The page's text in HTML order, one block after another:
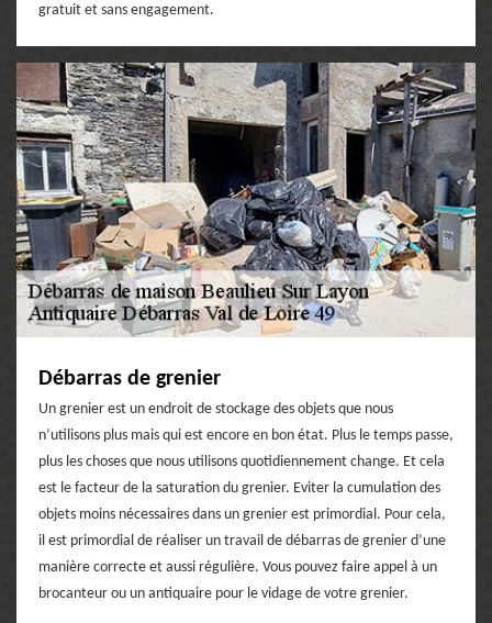
gratuit et sans engagement.
Débarras de grenier
Un grenier est un endroit de stockage des objets que nous
n’utilisons plus mais qui est encore en bon état. Plus le temps passe,
plus les choses que nous utilisons quotidiennement change. Et cela
est le facteur de la saturation du grenier. Eviter la cumulation des
objets moins nécessaires dans un grenier est primordial. Pour cela,
il est primordial de réaliser un travail de débarras de grenier d’une
manière correcte et aussi régulière. Vous pouvez faire appel à un
brocanteur ou un antiquaire pour le vidage de votre grenier.